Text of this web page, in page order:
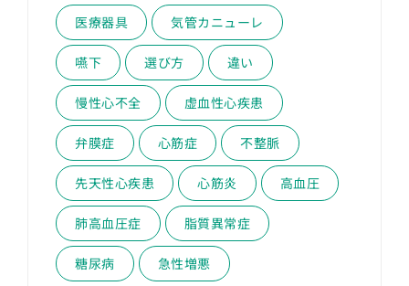
医療器具 気管カニューレ
嚥下 選び方 違い
慢性心不全 虚血性心疾患
弁膜症 心筋症 不整脈
先天性心疾患 心筋炎 高血圧
肺高血圧症 脂質異常症
糖尿病 急性増悪